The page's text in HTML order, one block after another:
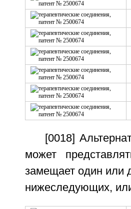
[0018]
может
замещает один или
нижеследующих,